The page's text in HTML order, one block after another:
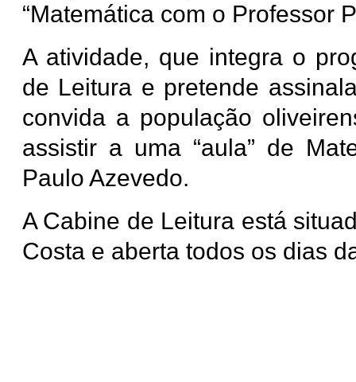
“Matemática com o Professor
A atividade, que integra o
de Leitura e pretende
convida a população
assistir a uma “aula” de
Paulo Azevedo.
A Cabine de Leitura está
Costa e aberta todos os dias